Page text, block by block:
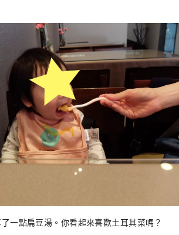
一點扁豆湯。你看起來喜歡土耳其菜嗎？